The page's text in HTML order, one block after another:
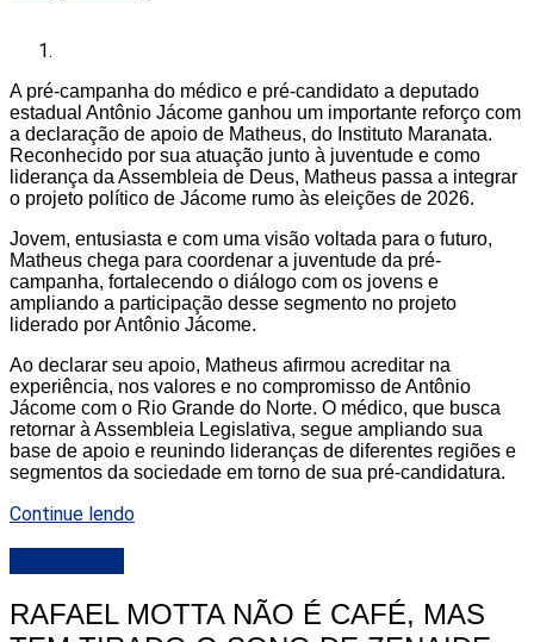
A pré-campanha do médico e pré-candidato a deputado
estadual Antônio Jácome ganhou um importante reforço com
a declaração de apoio de Matheus, do Instituto Maranata.
Reconhecido por sua atuação junto à juventude e como
liderança da Assembleia de Deus, Matheus passa a integrar
o projeto político de Jácome rumo às eleições de 2026.
Jovem, entusiasta e com uma visão voltada para o futuro,
Matheus chega para coordenar a juventude da pré-
campanha, fortalecendo o diálogo com os jovens e
ampliando a participação desse segmento no projeto
liderado por Antônio Jácome.
Ao declarar seu apoio, Matheus afirmou acreditar na
experiência, nos valores e no compromisso de Antônio
Jácome com o Rio Grande do Norte. O médico, que busca
retornar à Assembleia Legislativa, segue ampliando sua
base de apoio e reunindo lideranças de diferentes regiões e
segmentos da sociedade em torno de sua pré-candidatura.
Continue lendo
RAFAEL MOTTA NÃO É CAFÉ, MAS